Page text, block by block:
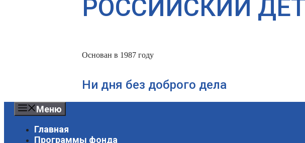
РОССИЙСКИЙ
Основан в 1987 году
Ни дня без доброго дела
Меню
Главная
Программы фонда